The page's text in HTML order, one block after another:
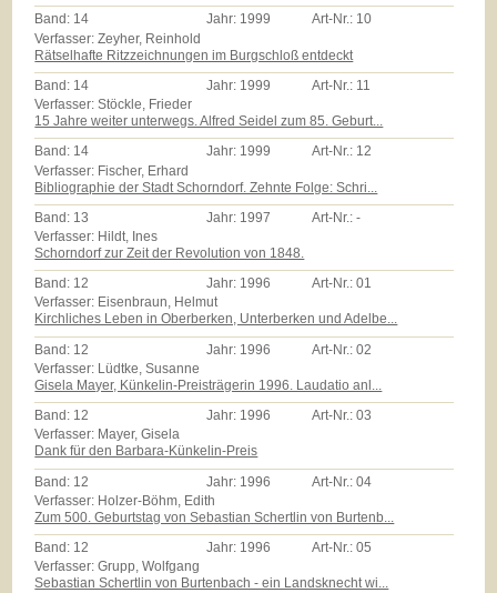
Band: 14 Jahr: 1999 Art-Nr.: 10
Verfasser: Zeyher, Reinhold
Rätselhafte Ritzzeichnungen im Burgschloß entdeckt
Band: 14 Jahr: 1999 Art-Nr.: 11
Verfasser: Stöckle, Frieder
15 Jahre weiter unterwegs. Alfred Seidel zum 85. Geburt...
Band: 14 Jahr: 1999 Art-Nr.: 12
Verfasser: Fischer, Erhard
Bibliographie der Stadt Schorndorf. Zehnte Folge: Schri...
Band: 13 Jahr: 1997 Art-Nr.:-
Verfasser: Hildt, Ines
Schorndorf zur Zeit der Revolution von 1848.
Band: 12 Jahr: 1996 Art-Nr.:01
Verfasser: Eisenbraun, Helmut
Kirchliches Leben in Oberberken, Unterberken und Adelbe...
Band: 12 Jahr: 1996 Art-Nr.:02
Verfasser: Lüdtke, Susanne
Gisela Mayer, Künkelin-Preisträgerin 1996. Laudatio anl...
Band: 12 Jahr: 1996 Art-Nr.:03
Verfasser: Mayer, Gisela
Dank für den Barbara-Künkelin-Preis
Band: 12 Jahr: 1996 Art-Nr.:04
Verfasser: Holzer-Böhm, Edith
Zum 500. Geburtstag von Sebastian Schertlin von Burtenb...
Band: 12 Jahr: 1996 Art-Nr.:05
Verfasser: Grupp, Wolfgang
Sebastian Schertlin von Burtenbach - ein Landsknecht wi...